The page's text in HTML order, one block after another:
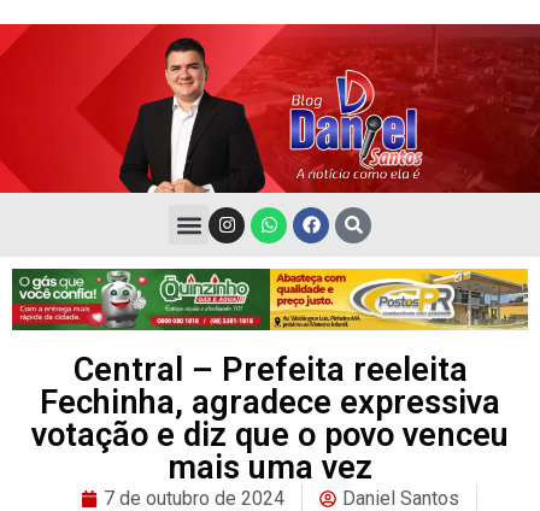
Central – Prefeita reeleita
Fechinha, agradece expressiva
votação e diz que o povo venceu
mais uma vez
7 de outubro de 2024
Daniel Santos